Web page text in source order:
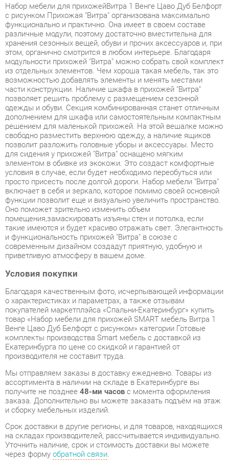
различные модули, поэтому достаточно вместительна для
хранения сезонных вещей, обуви и прочих аксессуаров и, при
этом, органично смотрится в любом интерьере. Благодаря
модульности прихожей "Витра" можно собрать свой комплект
из отдельных элементов. Чем хороша такая мебель, так это
возможностью добавлять элементы и менять местами
части конструкции. Наличие шкафа в прихожей "Витра"
позволяет решить проблему с размещением сезонной
одежды и обуви. Секция комбинированная станет отличным
дополнением для шкафа или самостоятельным компактным
решением для маленькой прихожей. На этой вешалке можно
свободно разместить верхнюю одежду, а наличие ящиков
позволит разложить головные уборы и аксессуары. Место
для сидения у прихожей "Витра" оснащено мягким
элементом в обивке из экокожи. Это создаст комфортные
условия в случае, если будет необходимо переобуться или
просто присесть после долгой дороги. Набор мебели "Витра"
включает в себя и зеркало, которое помимо своей основной
функции позволит еще и визуально увеличить пространство.
Оно поможет зрительно изменить объем
помещения,замаскировать изъяны стен и потолка, если
такие имеются и будет красиво отражать свет. Элегантность
и функциональность прихожей "Витра" в союзе с
современным дизайном создадут приятную, удобную и
приветливую атмосферу в вашем доме.
Условия покупки
Благодаря качественным фото, исчерпывающей информации
о характеристиках и параметрах, а также отзывам
покупателей маркетплэйса «Спальни-Екатеринбург» купить
товар «Набор мебели для прихожей SMART мебель Витра 1
Венге Цаво Дуб Белфорт с рисунком» категории Готовые
комплекты производства Smart мебель с доставкой из
Екатеринбурга по цене со скидкой и гарантией от
производителя не составит труда.
Мы отправляем заказы в доставку ежедневно. Товары из
ассортимента в наличии на складе в Екатеринбурге вы
получите не позднее48-ми часовс момента оформления
заказа. Дополнительно вы можете заказать подъём на этаж
Срок доставки в другие регионы, и для товаров, находящихся
на складах производителей, рассчитывается индивидуально.
Уточнить наличие, срок и стоимость доставки вы можете
через формуобратной связи.
В любой момент до передачи заказа в доставку, а также в
течение 7-ми дней после получения заказа вы можете
изменить выборили принять решение об отказе от покупки.
Несмотря на качественную упаковку, готовые комплекты